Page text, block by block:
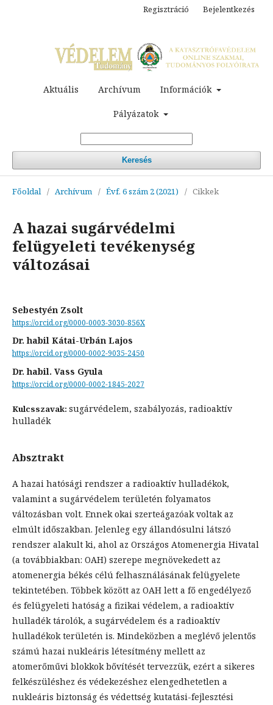
Aktuális Archívum Információk
Pályázatok
Keresés
Regisztráció Bejelentkezés
Főoldal / Archívum / Évf. 6 szám 2 (2021) / Cikkek
A hazai sugárvédelmi
felügyeleti tevékenység
változásai
Sebestyén Zsolt
https://orcid.org/0000-0003-3030-856X
Dr. habil Kátai-Urbán Lajos
https://orcid.org/0000-0002-9035-2450
Dr. habil. Vass Gyula
https://orcid.org/0000-0002-1845-2027
Kulcsszavak: sugárvédelem, szabályozás, radioaktív
hulladék
Absztrakt
A hazai hatósági rendszer a radioaktív hulladékok,
valamint a sugárvédelem területén folyamatos
változásban volt. Ennek okai szerteágazóak voltak az
elmúlt időszakban. Jelenleg egy állandósulni látszó
rendszer alakult ki, ahol az Országos Atomenergia Hivatal
(a továbbiakban: OAH) szerepe megnövekedett az
atomenergia békés célú felhasználásának felügyelete
tekintetében. Többek között az OAH lett a fő engedélyező
és felügyeleti hatóság a fizikai védelem, a radioaktív
hulladék tárolók, a sugárvédelem és a radioaktív
hulladékok területén is. Mindeközben a meglévő jelentős
számú hazai nukleáris létesítmény mellett az
atomerőművi blokkok bővítését tervezzük, ezért a sikeres
felkészüléshez és védekezéshez elengedhetetlen a
nukleáris biztonság és védettség kutatási-fejlesztési